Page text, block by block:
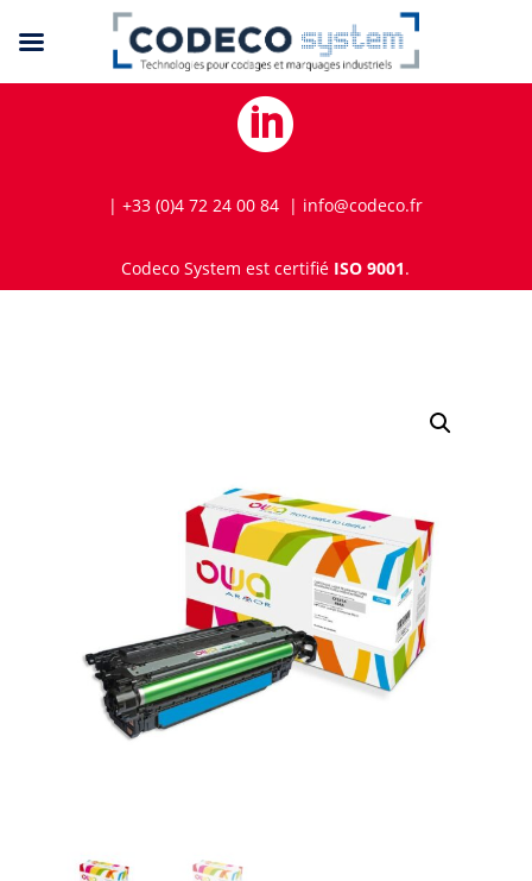

| +33 (0)4 72 24 00 84 | info@codeco.fr
Codeco System est certifié ISO 9001.